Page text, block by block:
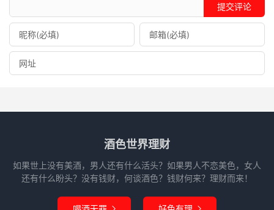
提交评论
酒色世界理财
如果世上没有美酒，男人还有什么活头？如果男人不恋美色，女人
还有什么盼头？没有钱财，何谈酒色？钱财何来？理财而来！